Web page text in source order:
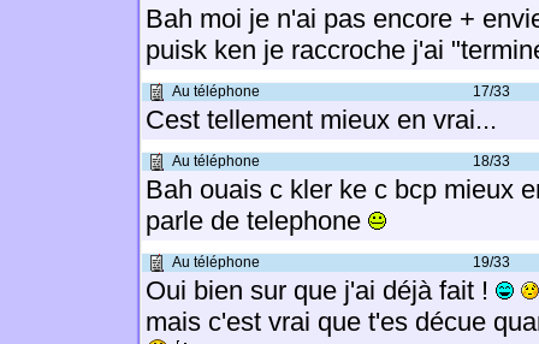
Bah moi je n'ai pas encore +
puisk ken je raccroche j'ai
Au téléphone 17/33
Cest tellement mieux en vrai...
Au téléphone 18/33
Bah ouais c kler ke c bcp mieux
parle de telephone
Au téléphone 19/33
Oui bien sur que j'ai déjà fait !
mais c'est vrai que t'es décue